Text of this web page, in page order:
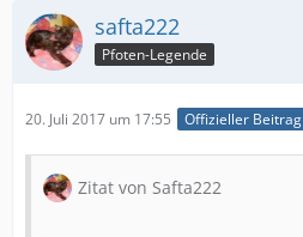
safta222
Pfoten-Legende
20. Juli 2017 um 17:55 Offizieller Beitrag
Zitat von Safta222